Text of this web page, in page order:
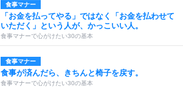
食事マナー
「お金を払ってやる」ではなく「お金を払わせて
いただく」という人が、かっこいい人。
食事マナーで心がけたい30の基本
食事マナー
食事が済んだら、きちんと椅子を戻す。
食事マナーで心がけたい30の基本